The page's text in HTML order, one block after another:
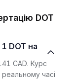
DOT
CAD. Курс
часі